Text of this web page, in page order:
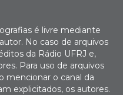
é livre mediante
No caso de arquivos
da Rádio UFRJ e,
Para uso de arquivos
mencionar o canal da
explicitados, os autores.